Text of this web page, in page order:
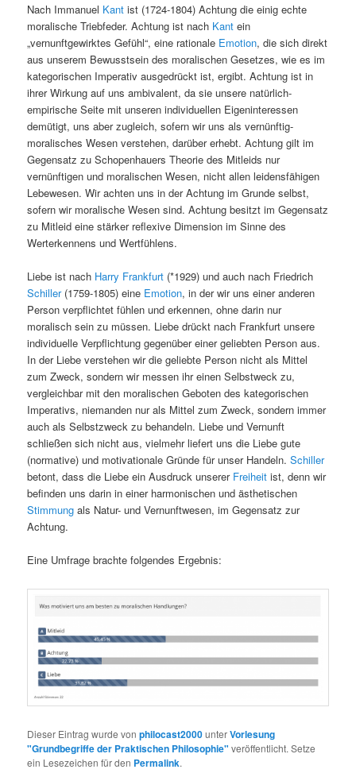
Nach Immanuel Kant ist (1724-1804) Achtung die einig echte
moralische Triebfeder. Achtung ist nach Kant ein
„vernunftgewirktes Gefühl“, eine rationale Emotion, die sich direkt
aus unserem Bewusstsein des moralischen Gesetzes, wie es im
kategorischen Imperativ ausgedrückt ist, ergibt. Achtung ist in
ihrer Wirkung auf uns ambivalent, da sie unsere natürlich-
empirische Seite mit unseren individuellen Eigeninteressen
demütigt, uns aber zugleich, sofern wir uns als vernünftig-
moralisches Wesen verstehen, darüber erhebt. Achtung gilt im
Gegensatz zu Schopenhauers Theorie des Mitleids nur
vernünftigen und moralischen Wesen, nicht allen leidensfähigen
Lebewesen. Wir achten uns in der Achtung im Grunde selbst,
sofern wir moralische Wesen sind. Achtung besitzt im Gegensatz
zu Mitleid eine stärker reflexive Dimension im Sinne des
Werterkennens und Wertfühlens.
Liebe ist nach Harry Frankfurt (*1929) und auch nach Friedrich
Schiller(1759-1805) eine Emotion, in der wir uns einer anderen
Person verpflichtet fühlen und erkennen, ohne darin nur
moralisch sein zu müssen. Liebe drückt nach Frankfurt unsere
individuelle Verpflichtung gegenüber einer geliebten Person aus.
In der Liebe verstehen wir die geliebte Person nicht als Mittel
zum Zweck, sondern wir messen ihr einen Selbstweck zu,
vergleichbar mit den moralischen Geboten des kategorischen
Imperativs, niemanden nur als Mittel zum Zweck, sondern immer
auch als Selbstzweck zu behandeln. Liebe und Vernunft
schließen sich nicht aus, vielmehr liefert uns die Liebe gute
(normative) und motivationale Gründe für unser Handeln.Schiller
betont, dass die Liebe ein Ausdruck unserer Freiheit ist, denn wir
befinden uns darin in einer harmonischen und ästhetischen
Stimmung als Natur- und Vernunftwesen, im Gegensatz zur
Achtung.
Eine Umfrage brachte folgendes Ergebnis:
Dieser Eintrag wurde vonphilocast2000unterVorlesung
"Grundbegriffe der Praktischen Philosophie" veröffentlicht. Setze
ein Lesezeichen für den Permalink.